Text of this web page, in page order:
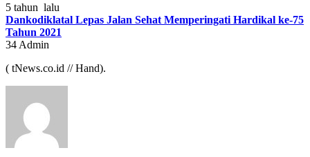
5 tahun lalu
Dankodiklatal Lepas Jalan Sehat Memperingati Hardikal ke-75
Tahun 2021
34 Admin
( tNews.co.id // Hand).